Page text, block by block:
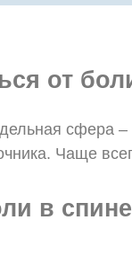
от
сфера –
Чаще
в спине